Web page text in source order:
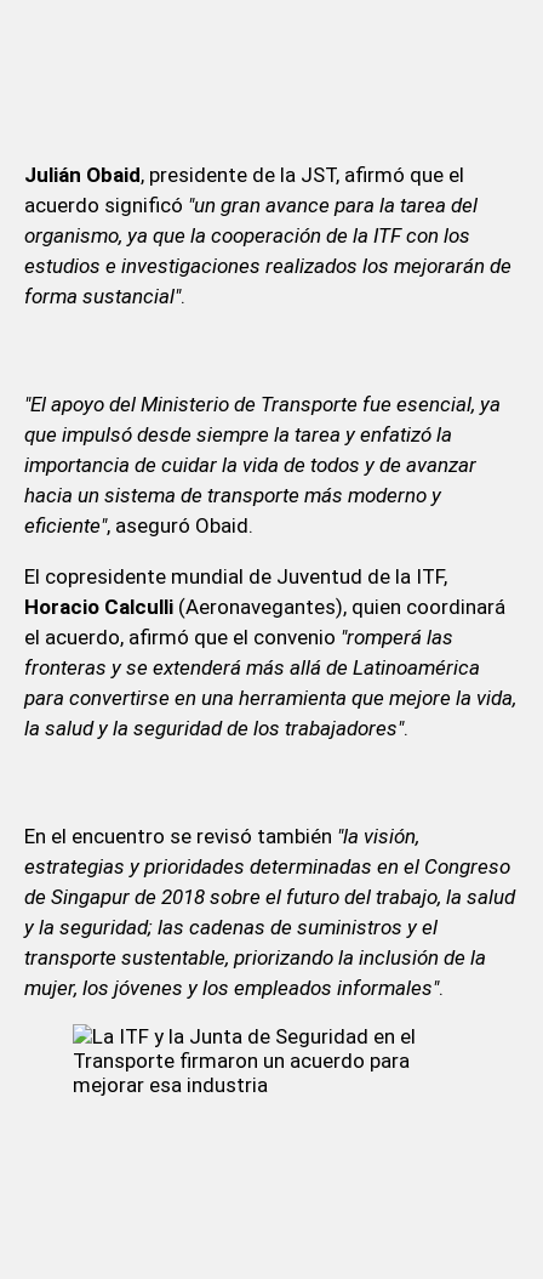
Julián Obaid, presidente de la JST, afirmó que el
acuerdo significó "un gran avance para la tarea del
organismo, ya que la cooperación de la ITF con los
estudios e investigaciones realizados los mejorarán de
forma sustancial".
"El apoyo del Ministerio de Transporte fue esencial, ya
que impulsó desde siempre la tarea y enfatizó la
importancia de cuidar la vida de todos y de avanzar
hacia un sistema de transporte más moderno y
eficiente", aseguró Obaid.
El copresidente mundial de Juventud de la ITF,
Horacio Calculli (Aeronavegantes), quien coordinará
el acuerdo, afirmó que el convenio "romperá las
fronteras y se extenderá más allá de Latinoamérica
para convertirse en una herramienta que mejore la vida,
la salud y la seguridad de los trabajadores".
En el encuentro se revisó también "la visión,
estrategias y prioridades determinadas en el Congreso
de Singapur de 2018 sobre el futuro del trabajo, la salud
y la seguridad; las cadenas de suministros y el
transporte sustentable, priorizando la inclusión de la
mujer, los jóvenes y los empleados informales".